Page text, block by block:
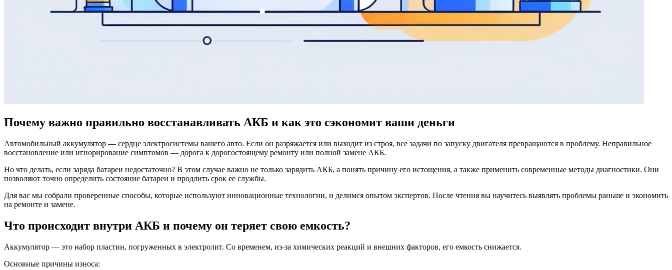
Почему важно правильно восстанавливать АКБ и как это сэкономит ваши деньги
Автомобильный аккумулятор — сердце электросистемы вашего авто. Если он разряжается или выходит из строя, все задачи по запуску двигателя превращаются в проблему. Неправильное
восстановление или игнорирование симптомов — дорога к дорогостоящему ремонту или полной замене АКБ.
Но что делать, если заряда батареи недостаточно? В этом случае важно не только зарядить АКБ, а понять причину его истощения, а также применить современные методы диагностики. Они
позволяют точно определить состояние батареи и продлить срок ее службы.
Для вас мы собрали проверенные способы, которые используют инновационные технологии, и делимся опытом экспертов. После чтения вы научитесь выявлять проблемы раньше и экономить
на ремонте и замене.
Что происходит внутри АКБ и почему он теряет свою емкость?
Аккумулятор — это набор пластин, погруженных в электролит. Со временем, из-за химических реакций и внешних факторов, его емкость снижается.
Основные причины износа: